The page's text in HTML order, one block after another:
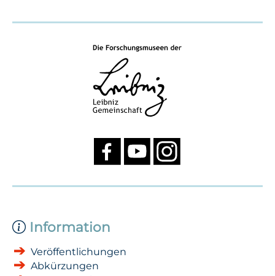
Information
Veröffentlichungen
Abkürzungen